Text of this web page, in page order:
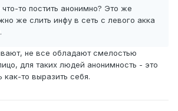
то постить анонимно? Это же
же слить инфу в сеть с левого акка
не все обладают смелостью
для таких людей анонимность - это
как-то выразить себя.